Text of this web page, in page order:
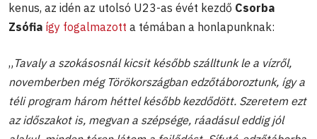
kenus, az idén az utolsó U23-as évét kezdő Csorba
Zsófia így fogalmazott a témában a honlapunknak:
„ Tavaly a szokásosnál kicsit később szálltunk le a vízről,
novemberben még Törökországban edzőtáboroztunk, így a
téli program három héttel később kezdődött. Szeretem ezt
az időszakot is, megvan a szépsége, ráadásul eddig jól